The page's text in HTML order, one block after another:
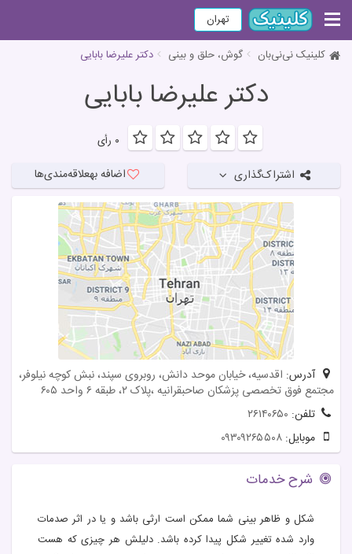
تهران
کلینیک نی‌نی‌بان گوش، حلق و بینی دکتر علیرضا بابایی
دکتر علیرضا بابایی
۰ رأی
اشتراک‌گذاری اضافه بهعلاقه‌مندی‌ها
آدرس: اقدسیه، خیابان موحد دانش، روبروی سپند، نبش کوچه نیلوفر،
مجتمع فوق تخصصی پزشکان صاحبقرانیه ،پلاک ۲، طبقه ۶ واحد ۶۰۵
تلفن: ۲۶۱۴۰۶۵۰
موبایل: ۰۹۳۰۹۲۶۵۵۰۸
شرح خدمات
شکل و ظاهر بینی شما ممکن است ارثی باشد و یا در اثر صدمات
وارد شده تغییر شکل پیدا کرده باشد. دلیلش هر چیزی که هست